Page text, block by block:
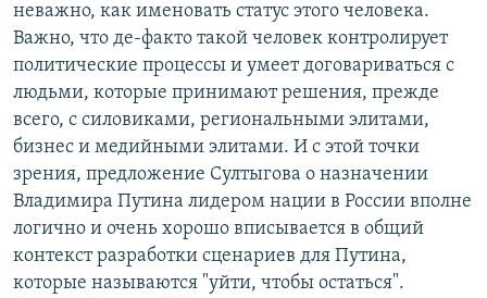
неважно, как именовать статус этого человека.
Важно, что де-факто такой человек контролирует
политические процессы и умеет договариваться с
людьми, которые принимают решения, прежде
всего, с силовиками, региональными элитами,
бизнес и медийными элитами. И с этой точки
зрения, предложение Султыгова о назначении
Владимира Путина лидером нации в России вполне
логично и очень хорошо вписывается в общий
контекст разработки сценариев для Путина,
которые называются "уйти, чтобы остаться".